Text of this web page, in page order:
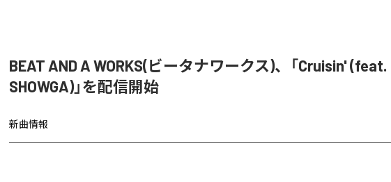
BEAT AND A WORKS(ビータナワークス)、「Cruisin' (feat.
SHOWGA)」を配信開始
新曲情報